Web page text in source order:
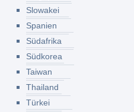
Slowakei
Spanien
Südafrika
Südkorea
Taiwan
Thailand
Türkei